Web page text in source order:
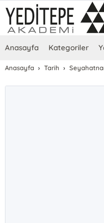
Anasayfa Kategoriler
Anasayfa Tarih